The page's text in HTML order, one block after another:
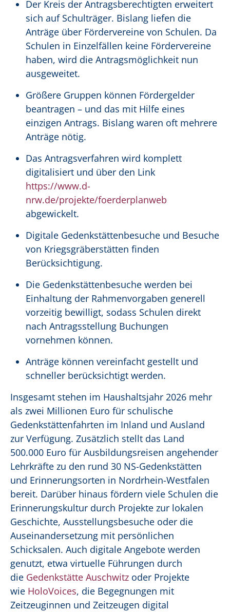
Der Kreis der Antragsberechtigten erweitert
sich auf Schulträger. Bislang liefen die
Anträge über Fördervereine von Schulen. Da
Schulen in Einzelfällen keine Fördervereine
haben, wird die Antragsmöglichkeit nun
ausgeweitet.
Größere Gruppen können Fördergelder
beantragen – und das mit Hilfe eines
einzigen Antrags. Bislang waren oft mehrere
Anträge nötig.
Das Antragsverfahren wird komplett
digitalisiert und über den Link
https://www.d-
nrw.de/projekte/foerderplanweb
abgewickelt.
Digitale Gedenkstättenbesuche und Besuche
von Kriegsgräberstätten finden
Berücksichtigung.
Die Gedenkstättenbesuche werden bei
Einhaltung der Rahmenvorgaben generell
vorzeitig bewilligt, sodass Schulen direkt
nach Antragsstellung Buchungen
vornehmen können.
Anträge können vereinfacht gestellt und
schneller berücksichtigt werden.
Insgesamt stehen im Haushaltsjahr 2026 mehr
als zwei Millionen Euro für schulische
Gedenkstättenfahrten im Inland und Ausland
zur Verfügung. Zusätzlich stellt das Land
500.000 Euro für Ausbildungsreisen angehender
Lehrkräfte zu den rund 30 NS-Gedenkstätten
und Erinnerungsorten in Nordrhein-Westfalen
bereit. Darüber hinaus fördern viele Schulen die
Erinnerungskultur durch Projekte zur lokalen
Geschichte, Ausstellungsbesuche oder die
Auseinandersetzung mit persönlichen
Schicksalen. Auch digitale Angebote werden
genutzt, etwa virtuelle Führungen durch
die Gedenkstätte Auschwitz oder Projekte
wie HoloVoices, die Begegnungen mit
Zeitzeuginnen und Zeitzeugen digital